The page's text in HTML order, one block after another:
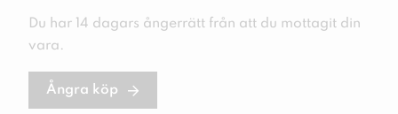
Du har 14 dagars ångerrätt från att du mottagit din
vara.
Ångra köp